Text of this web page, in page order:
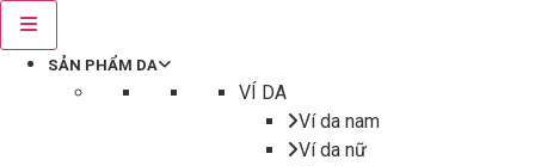
SẢN PHẨM DA
VÍ DA
Ví da nam
Ví da nữ